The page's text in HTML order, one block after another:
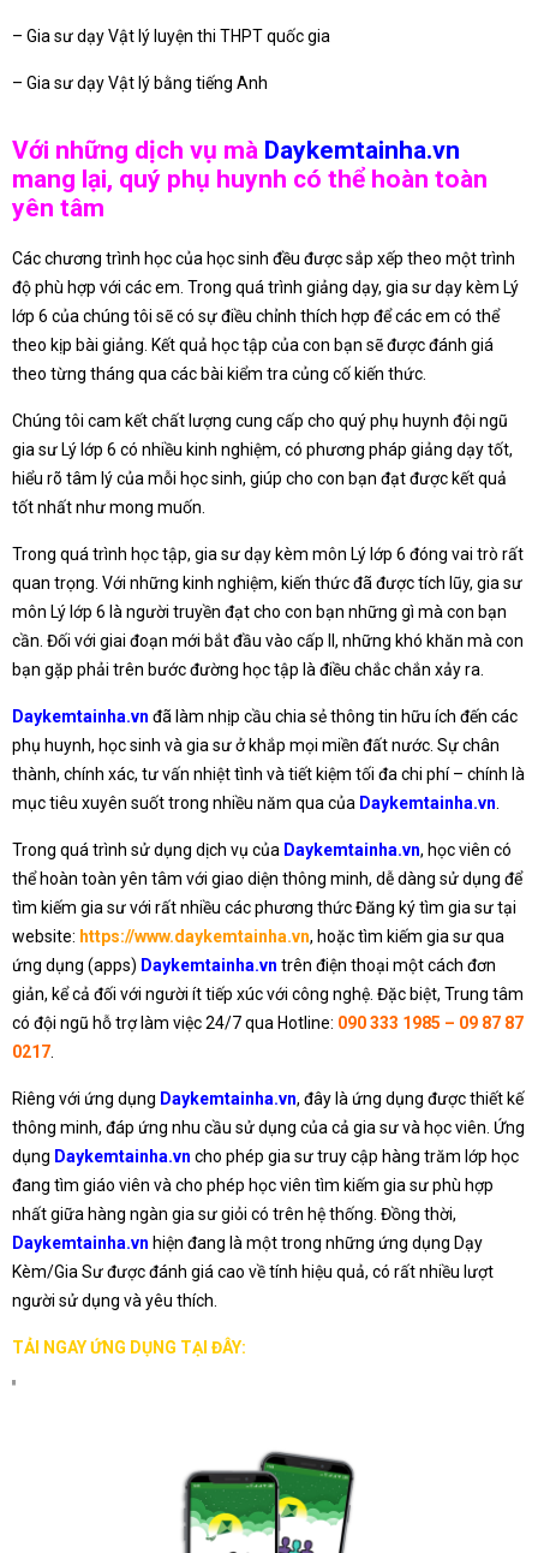
– Gia sư dạy Vật lý luyện thi THPT quốc gia
– Gia sư dạy Vật lý bằng tiếng Anh
Với những dịch vụ mà Daykemtainha.vn
mang lại, quý phụ huynh có thể hoàn toàn
yên tâm
Các chương trình học của học sinh đều được sắp xếp theo một trình
độ phù hợp với các em. Trong quá trình giảng dạy, gia sư dạy kèm Lý
lớp 6 của chúng tôi sẽ có sự điều chỉnh thích hợp để các em có thể
theo kịp bài giảng. Kết quả học tập của con bạn sẽ được đánh giá
theo từng tháng qua các bài kiểm tra củng cố kiến thức.
Chúng tôi cam kết chất lượng cung cấp cho quý phụ huynh đội ngũ
gia sư Lý lớp 6 có nhiều kinh nghiệm, có phương pháp giảng dạy tốt,
hiểu rõ tâm lý của mỗi học sinh, giúp cho con bạn đạt được kết quả
tốt nhất như mong muốn.
Trong quá trình học tập, gia sư dạy kèm môn Lý lớp 6 đóng vai trò rất
quan trọng. Với những kinh nghiệm, kiến thức đã được tích lũy, gia sư
môn Lý lớp 6 là người truyền đạt cho con bạn những gì mà con bạn
cần. Đối với giai đoạn mới bắt đầu vào cấp II, những khó khăn mà con
bạn gặp phải trên bước đường học tập là điều chắc chắn xảy ra.
Daykemtainha.vn đã làm nhịp cầu chia sẻ thông tin hữu ích đến các
phụ huynh, học sinh và gia sư ở khắp mọi miền đất nước. Sự chân
thành, chính xác, tư vấn nhiệt tình và tiết kiệm tối đa chi phí – chính là
mục tiêu xuyên suốt trong nhiều năm qua của Daykemtainha.vn
Trong quá trình sử dụng dịch vụ của Daykemtainha.vn, học viên có
thể hoàn toàn yên tâm với giao diện thông minh, dễ dàng sử dụng để
tìm kiếm gia sư với rất nhiều các phương thức Đăng ký tìm gia sư tại
website: https://www.daykemtainha.vn, hoặc tìm kiếm gia sư qua
ứng dụng (apps) Daykemtainha.vn trên điện thoại một cách đơn
giản, kể cả đối với người ít tiếp xúc với công nghệ. Đặc biệt, Trung tâm
có đội ngũ hỗ trợ làm việc 24/7 qua Hotline: 090 333 1985 – 09 87 87
0217
Riêng với ứng dụng Daykemtainha.vn, đây là ứng dụng được thiết kế
thông minh, đáp ứng nhu cầu sử dụng của cả gia sư và học viên. Ứng
dụng Daykemtainha.vn cho phép gia sư truy cập hàng trăm lớp học
đang tìm giáo viên và cho phép học viên tìm kiếm gia sư phù hợp
nhất giữa hàng ngàn gia sư giỏi có trên hệ thống. Đồng thời,
Daykemtainha.vn hiện đang là một trong những ứng dụng Dạy
Kèm/Gia Sư được đánh giá cao về tính hiệu quả, có rất nhiều lượt
người sử dụng và yêu thích.
TẢI NGAY ỨNG DỤNG TẠI ĐÂY: